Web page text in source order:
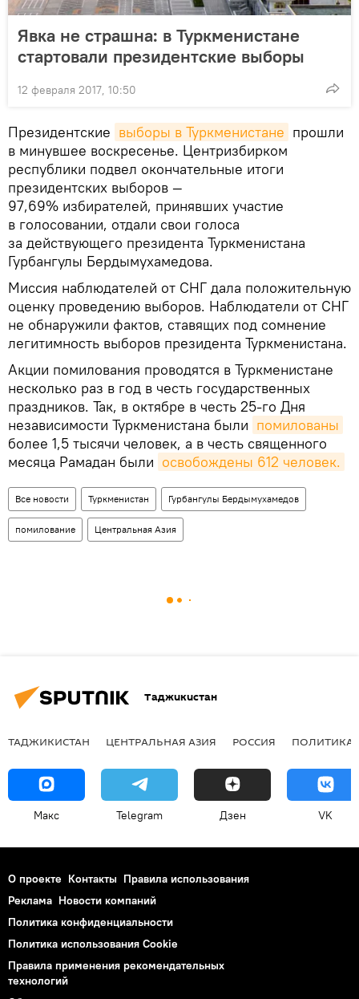
Явка не страшна: в Туркменистане
стартовали президентские выборы
12 февраля 2017, 10:50
Президентские выборы в Туркменистане прошли
в минувшее воскресенье. Центризбирком
республики подвел окончательные итоги
президентских выборов —
97,69% избирателей, принявших участие
в голосовании, отдали свои голоса
за действующего президента Туркменистана
Гурбангулы Бердымухамедова.
Миссия наблюдателей от СНГ дала положительную
оценку проведению выборов. Наблюдатели от СНГ
не обнаружили фактов, ставящих под сомнение
легитимность выборов президента Туркменистана.
Акции помилования проводятся в Туркменистане
несколько раз в год в честь государственных
праздников. Так, в октябре в честь 25-го Дня
независимости Туркменистана были помилованы
более 1,5 тысячи человек, а в честь священного
месяца Рамадан были освобождены 612 человек.
Все новости Туркменистан Гурбангулы Бердымухамедов
помилование Центральная Азия
Таджикистан
ТАДЖИКИСТАН ЦЕНТРАЛЬНАЯ АЗИЯ РОССИЯ ПОЛИТИКА
Макс Telegram Дзен VK
О проекте Контакты Правила использования
Реклама Новости компаний
Политика конфиденциальности
Политика использования Cookie
Правила применения рекомендательных
технологий